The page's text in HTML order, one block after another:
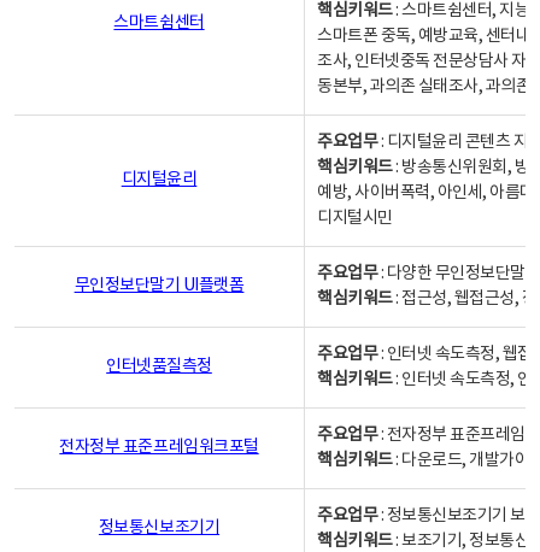
스마트쉼센터
핵심키워드: 스마트쉼센터, 지능
스마트폰 중독, 예방교육, 센터내
조사, 인터넷중독 전문상담사 자
동본부, 과의존 실태조사, 과의존
디지털윤리
주요업무: 디지털윤리 콘텐츠 지
핵심키워드: 방송통신위원회, 방
예방, 사이버폭력, 아인세, 아름
디지털시민
무인정보단말기 UI플랫폼
주요업무: 다양한 무인정보단말
핵심키워드: 접근성, 웹접근성,
인터넷품질측정
주요업무: 인터넷 속도측정, 웹접
핵심키워드: 인터넷 속도측정, 인
전자정부 표준프레임워크포털
주요업무: 전자정부 표준프레임
핵심키워드: 다운로드, 개발가이
정보통신보조기기
주요업무: 정보통신보조기기 보
핵심키워드: 보조기기, 정보통신